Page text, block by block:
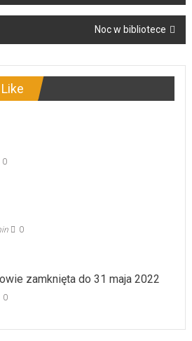
Noc w bibliotece
0
0
zamknięta do 31 maja 2022
0